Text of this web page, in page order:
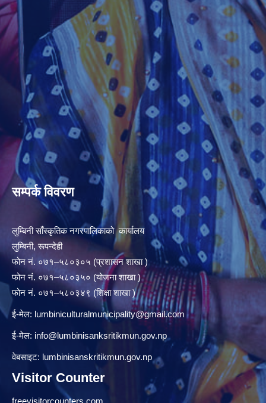
सम्पर्क विवरण
लुम्बिनी साँस्कृतिक नगरपालिकाको कार्यालय
लुम्बिनी, रूपन्देही
फोन नं. ०७१–५८०३०५ (प्रशासन शाखा )
फोन नं. ०७१–५८०३५० (योजना शाखा )
फोन नं. ०७१–५८०३४९ (शिक्षा शाखा )
ई-मेल: lumbiniculturalmunicipality@gmail.com
ई-मेल: info@lumbinisanksritikmun.gov.np
वेबसाइट: lumbinisanskritikmun.gov.np
Visitor Counter
freevisitorcounters.com